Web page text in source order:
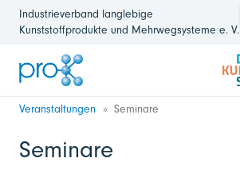
Industrieverband langlebige
Kunststoffprodukte und Mehrwegsysteme e. V.
Veranstaltungen Seminare
Seminare